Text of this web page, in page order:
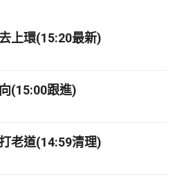
上環(15:20最新)
(15:00跟進)
老道(14:59清理)